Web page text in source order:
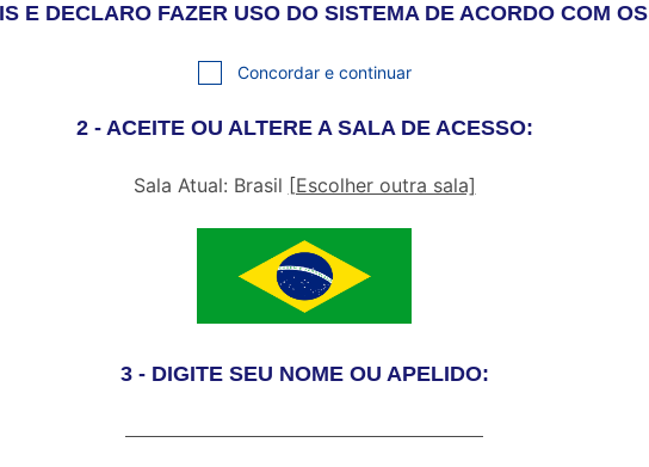
E DECLARO FAZER USO DO SISTEMA DE ACORDO COM OS
Concordar e continuar
2 - ACEITE OU ALTERE A SALA DE ACESSO:
Sala Atual: Brasil [Escolher outra sala]
3 - DIGITE SEU NOME OU APELIDO: